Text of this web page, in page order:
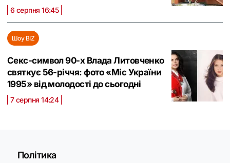
6 серпня 16:45
Шоу BIZ
Секс-символ 90-х Влада Литовченко
святкує 56-річчя: фото «Міс України
1995» від молодості до сьогодні
7 серпня 14:24
Політика